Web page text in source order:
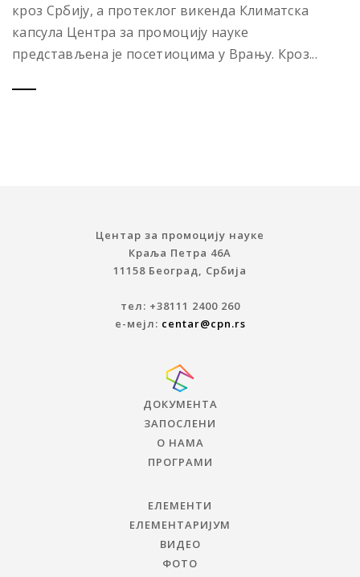
кроз Србију, а протеклог викенда Климатска
капсула Центра за промоцију науке
представљена је посетиоцима у Врању. Кроз...
Центар за промоцију науке
Краља Петра 46A
11158 Београд, Србија
тел: +38111 2400 260
е-мејл: centar@cpn.rs
ДОКУМЕНТА
ЗАПОСЛЕНИ
О НАМА
ПРОГРАМИ
ЕЛЕМЕНТИ
ЕЛЕМЕНТАРИЈУМ
ВИДЕО
ФОТО